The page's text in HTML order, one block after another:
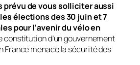
prévu de vous solliciter aussi
élections des 30 juin et 7
pour l’avenir du vélo en
constitution d’un gouvernement
France menace la sécurité des